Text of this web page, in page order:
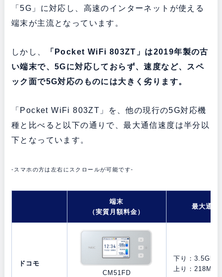
「5G」に対応し、高速のインターネットが使える
端末が主流となっています。
しかし、
「Pocket WiFi 803ZT」は2019年製の古
い端末で、5Gに対応しておらず、速度など、スペ
ック面で5G対応のものには大きく劣ります。
「Pocket WiFi 803ZT」を、他の現行の5G対応機
種と比べると以下の通りで、最大通信速度は半分以
下となっています。
-スマホの方は左右にスクロールが可能です-
端末
（実質月額料金）
最大通信
ドコモ
CM51FD
下り：3.5Gbps
上り：